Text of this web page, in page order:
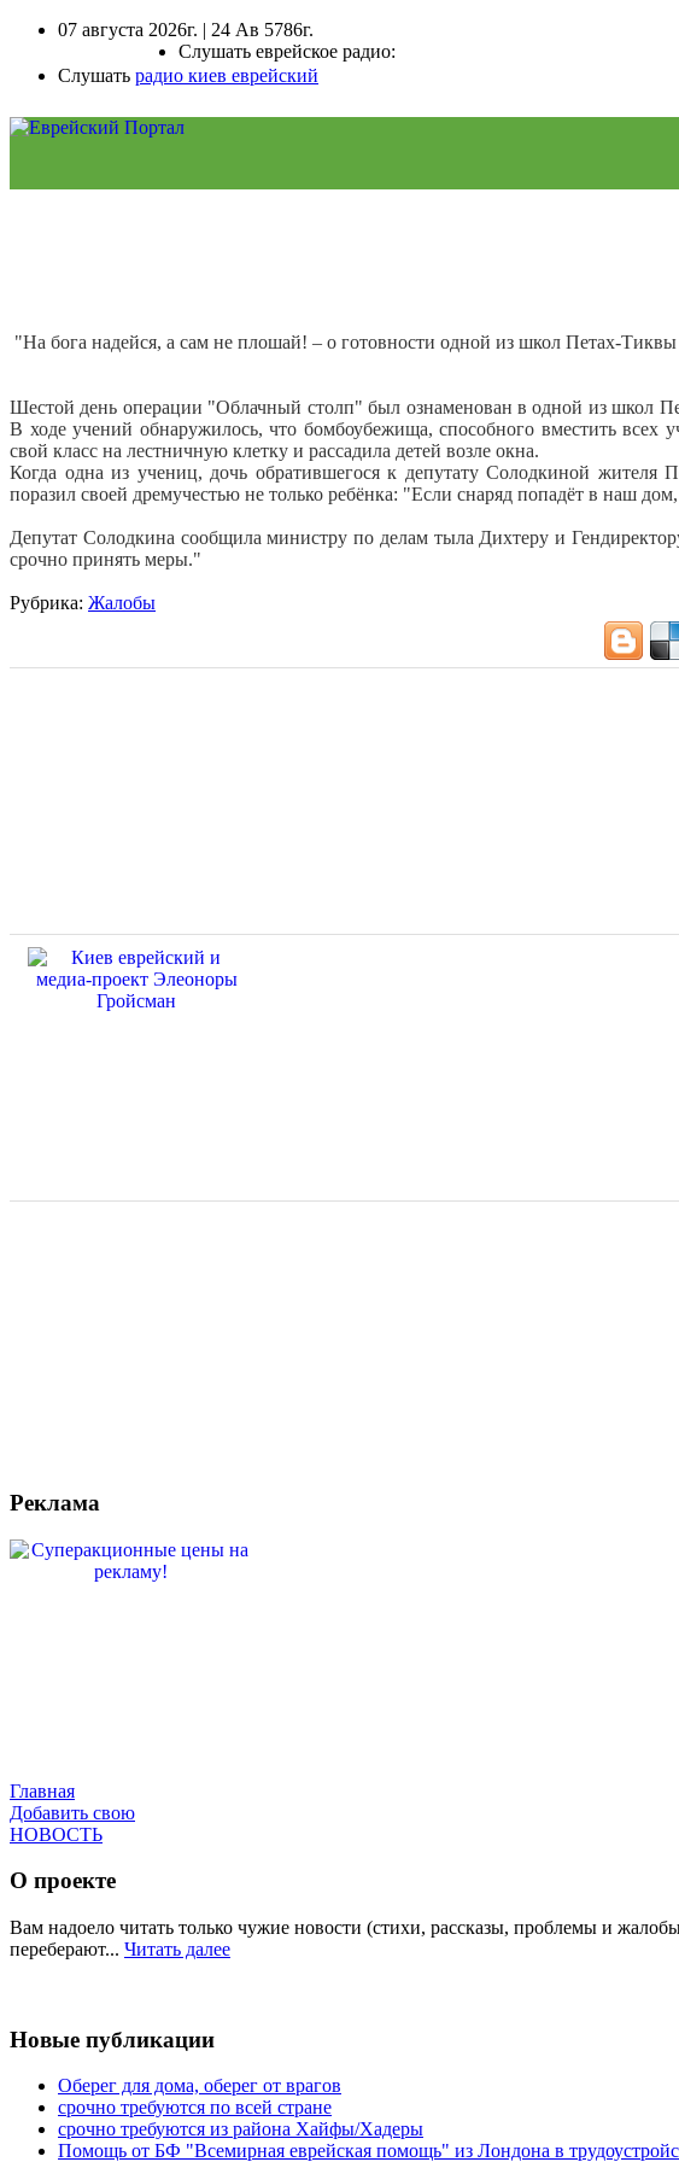
07 августа 2026г. | 24 Ав 5786г.
Слушать еврейское радио:
Слушать радио киев еврейский
"На бога надейся, а сам не плошай! – о готовности одной из школ Петах-Тиквы
Шестой день операции "Облачный столп" был ознаменован в одной из школ
В ходе учений обнаружилось, что бомбоубежища, способного вместить всех
свой класс на лестничную клетку и рассадила детей возле окна.
Когда одна из учениц, дочь обратившегося к депутату Солодкиной жителя
поразил своей дремучестью не только ребёнка: "Если снаряд попадёт в наш
Депутат Солодкина сообщила министру по делам тыла Дихтеру и
срочно принять меры."
Рубрика: Жалобы
Реклама
Главная
Добавить свою
НОВОСТЬ
О проекте
Вам надоело читать только чужие новости (стихи, рассказы, проблемы и
переберают... Читать далее
Новые публикации
Оберег для дома, оберег от врагов
срочно требуются по всей стране
срочно требуются из района Хайфы/Хадеры
Помощь от БФ "Всемирная еврейская помощь" из Лондона в